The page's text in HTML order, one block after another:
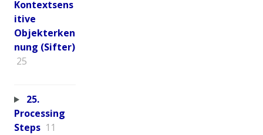
Kontextsens
itive
Objekterken
nung (Sifter)
25
25.
Processing
Steps 11